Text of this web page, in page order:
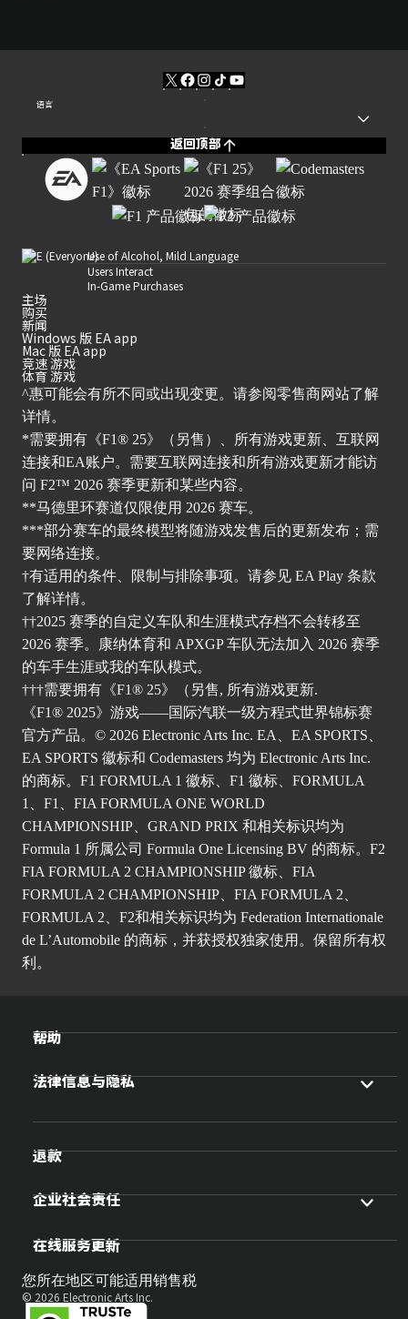
语言
返回顶部
Use of Alcohol, Mild Language
Users Interact
In-Game Purchases
主场
购买
新闻
Windows 版 EA app
Mac 版 EA app
竞速 游戏
体育 游戏
^惠可能会有所不同或出现变更。请参阅零售商网站了解
详情。
*需要拥有《F1® 25》（另售）、所有游戏更新、互联网
连接和EA账户。需要互联网连接和所有游戏更新才能访
问 F2™ 2026 赛季更新和某些内容。
**马德里环赛道仅限使用 2026 赛车。
***部分赛车的最终模型将随游戏发售后的更新发布；需
要网络连接。
†有适用的条件、限制与排除事项。请参见 EA Play 条款
了解详情。
††2025 赛季的自定义车队和生涯模式存档不会转移至
2026 赛季。康纳体育和 APXGP 车队无法加入 2026 赛季
的车手生涯或我的车队模式。
†††需要拥有《F1® 25》（另售, 所有游戏更新.
《F1® 2025》游戏——国际汽联一级方程式世界锦标赛
官方产品。© 2026 Electronic Arts Inc. EA、EA SPORTS、
EA SPORTS 徽标和 Codemasters 均为 Electronic Arts Inc.
的商标。F1 FORMULA 1 徽标、F1 徽标、FORMULA
1、F1、FIA FORMULA ONE WORLD
CHAMPIONSHIP、GRAND PRIX 和相关标识均为
Formula 1 所属公司 Formula One Licensing BV 的商标。F2
FIA FORMULA 2 CHAMPIONSHIP 徽标、FIA
FORMULA 2 CHAMPIONSHIP、FIA FORMULA 2、
FORMULA 2、F2和相关标识均为 Federation Internationale
de L’Automobile 的商标，并获授权独家使用。保留所有权
利。
帮助
法律信息与隐私
退款
企业社会责任
在线服务更新
您所在地区可能适用销售税
© 2026 Electronic Arts Inc.